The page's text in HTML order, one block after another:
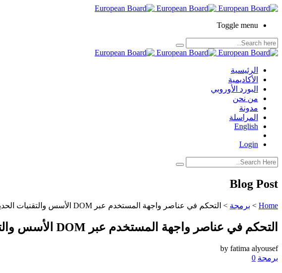
Toggle menu
الرئيسية
الأكاديمية
البورد الأوروبي
من نحن
مدونة
المراسلة
English
Login
Blog Post
Home
> برمجة > التحكم في عناصر واجهة المستخدم عبر DOM الأسس والتقنيات الحديثة
التحكم في عناصر واجهة المستخدم عبر DOM الأسس والتقنيات الحديثة
by fatima alyousef
برمجة 0